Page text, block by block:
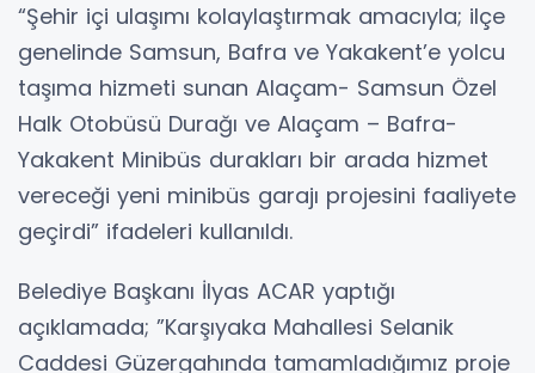
“Şehir içi ulaşımı kolaylaştırmak amacıyla; ilçe
genelinde Samsun, Bafra ve Yakakent’e yolcu
taşıma hizmeti sunan Alaçam- Samsun Özel
Halk Otobüsü Durağı ve Alaçam – Bafra-
Yakakent Minibüs durakları bir arada hizmet
vereceği yeni minibüs garajı projesini faaliyete
geçirdi” ifadeleri kullanıldı.
Belediye Başkanı İlyas ACAR yaptığı
açıklamada; ”Karşıyaka Mahallesi Selanik
Caddesi Güzergahında tamamladığımız proje